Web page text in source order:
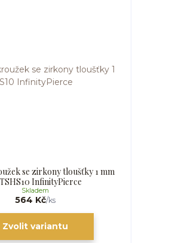
se zirkony tloušťky 1 mm
InfinityPierce
564 Kč/ks
Skladem
Zvolit variantu